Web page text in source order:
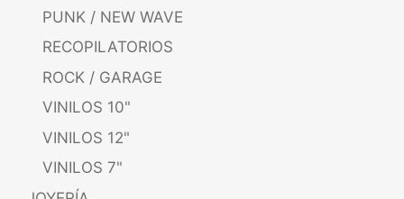
PUNK / NEW WAVE
RECOPILATORIOS
ROCK / GARAGE
VINILOS 10"
VINILOS 12"
VINILOS 7"